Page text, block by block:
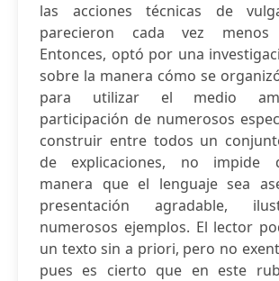
las acciones técnicas de
parecieron cada vez menos
Entonces, optó por una
sobre la manera cómo se
para utilizar el medio
participación de numerosos
construir entre todos un
de explicaciones, no impide
manera que el lenguaje sea
presentación agradable,
numerosos ejemplos. El lector
un texto sin a priori, pero no
pues es cierto que en este